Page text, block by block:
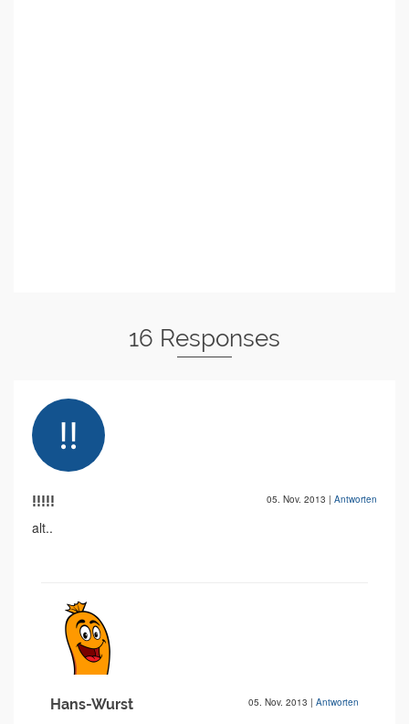
16 Responses
!!!!! 05. Nov. 2013 | Antworten
alt..
Hans-Wurst 05. Nov. 2013 | Antworten